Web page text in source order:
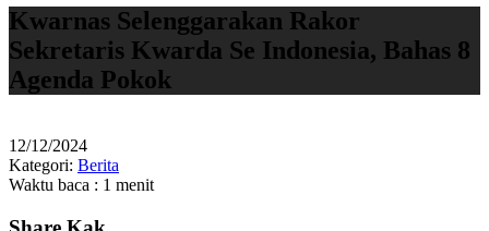
Kwarnas Selenggarakan Rakor
Sekretaris Kwarda Se Indonesia, Bahas 8
Agenda Pokok
12/12/2024
Kategori: Berita
Waktu baca : 1 menit